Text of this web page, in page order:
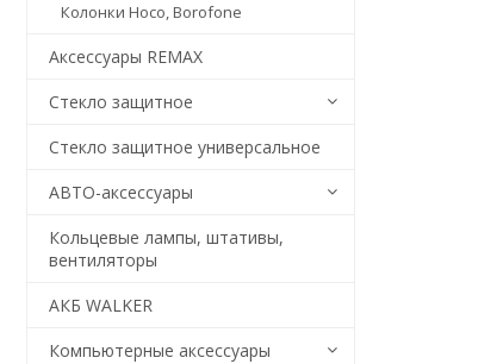
Колонки Hoco, Borofone
Аксессуары REMAX
Стекло защитное
Стекло защитное универсальное
АВТО-аксессуары
Кольцевые лампы, штативы,
вентиляторы
АКБ WALKER
Компьютерные аксессуары